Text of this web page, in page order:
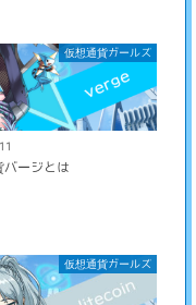
仮想通貨ガールズ
バージとは
仮想通貨ガールズ